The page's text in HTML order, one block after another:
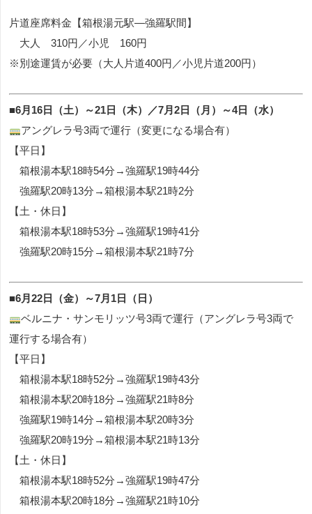
片道座席料金【箱根湯元駅―強羅駅間】
大人 310円／小児 160円
※別途運賃が必要（大人片道400円／小児片道200円）
■6月16日（土）～21日（木）／7月2日（月）～4日（水）
アングレラ号3両で運行（変更になる場合有）
【平日】
箱根湯本駅18時54分→強羅駅19時44分
強羅駅20時13分→箱根湯本駅21時2分
【土・休日】
箱根湯本駅18時53分→強羅駅19時41分
強羅駅20時15分→箱根湯本駅21時7分
■6月22日（金）～7月1日（日）
ベルニナ・サンモリッツ号3両で運行（アングレラ号3両で
運行する場合有）
【平日】
箱根湯本駅18時52分→強羅駅19時43分
箱根湯本駅20時18分→強羅駅21時8分
強羅駅19時14分→箱根湯本駅20時3分
強羅駅20時19分→箱根湯本駅21時13分
【土・休日】
箱根湯本駅18時52分→強羅駅19時47分
箱根湯本駅20時18分→強羅駅21時10分